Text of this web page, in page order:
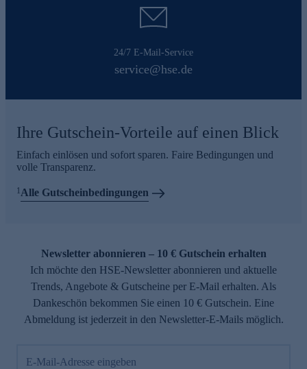
24/7 E-Mail-Service
service@hse.de
Ihre Gutschein-Vorteile auf einen Blick
Einfach einlösen und sofort sparen. Faire Bedingungen und
volle Transparenz.
1 Alle Gutscheinbedingungen
Newsletter abonnieren – 10 € Gutschein erhalten
Ich möchte den HSE-Newsletter abonnieren und aktuelle
Trends, Angebote & Gutscheine per E-Mail erhalten. Als
Dankeschön bekommen Sie einen 10 € Gutschein. Eine
Abmeldung ist jederzeit in den Newsletter-E-Mails möglich.
E-Mail-Adresse eingeben